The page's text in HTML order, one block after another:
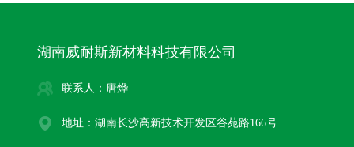
湖南威耐斯新材料科技有限公司
联系人：唐烨
地址：湖南长沙高新技术开发区谷苑路166号